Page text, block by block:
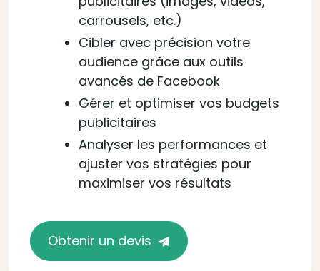
carrousels, etc.)
Cibler avec précision votre
audience grâce aux outils
avancés de Facebook
Gérer et optimiser vos budgets
publicitaires
Analyser les performances et
ajuster vos stratégies pour
maximiser vos résultats
Obtenir un devis